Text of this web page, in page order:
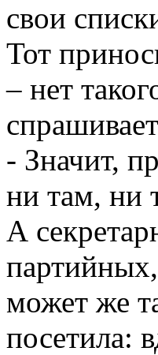
свои
Тот
– нет
- Значит,
ни там, ни
А
может же
посетила: